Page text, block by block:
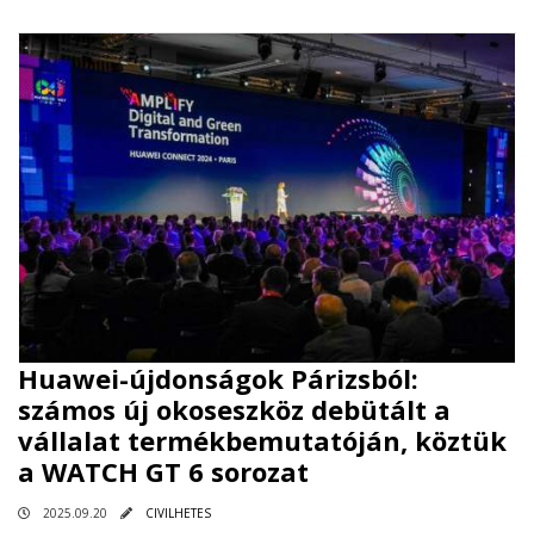
Huawei-újdonságok Párizsból:
számos új okoseszköz debütált a
vállalat termékbemutatóján, köztük
a WATCH GT 6 sorozat
2025.09.20 CIVILHETES